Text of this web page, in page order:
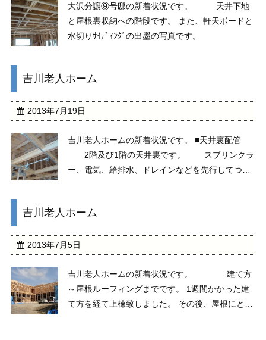
大沢分譲⑨号邸の新着状況です。 天井下地
と屋根裏収納への階段です。 また、軒天ボードと
水切りｻｲﾃﾞｨﾝｸﾞの出墨の写真です。
吉川老人ホーム
2013年7月19日
吉川老人ホームの新着状況です。 ■天井裏配管
2階及び1階の天井裏です。 スプリンクラ
ー、電気、給排水、ドレインなどを先行してつな
床下の水をｽﾎﾟﾝｼﾞでくみ取り乾燥させ、断熱
吉川老人ホーム
2013年7月5日
吉川老人ホームの新着状況です。 建て方
～屋根ルーフィングまでです。 1週間かかった建
て方を経て上棟致しました。 その後、屋根にとり